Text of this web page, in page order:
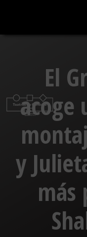
contenido
El
acoge
y
más